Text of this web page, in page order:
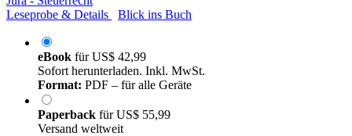
Leseprobe & Details
Blick ins Buch
eBook fürUS$ 42,99
Sofort herunterladen. Inkl. MwSt.
Format: PDF – für alle Geräte
Paperback fürUS$ 55,99
Versand weltweit